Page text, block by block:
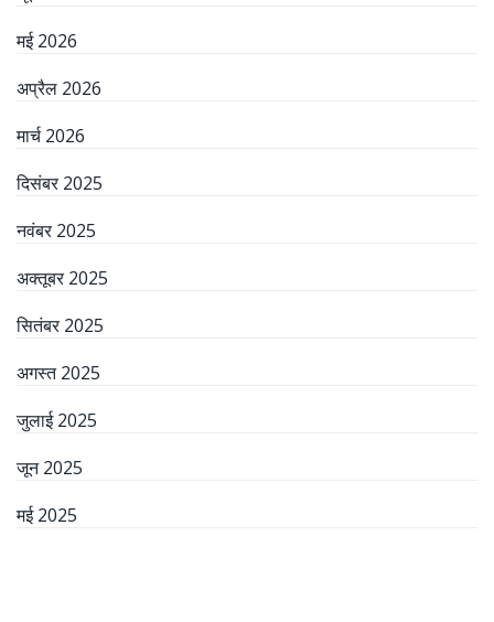
मई 2026
अप्रैल 2026
मार्च 2026
दिसंबर 2025
नवंबर 2025
अक्तूबर 2025
सितंबर 2025
अगस्त 2025
जुलाई 2025
जून 2025
मई 2025